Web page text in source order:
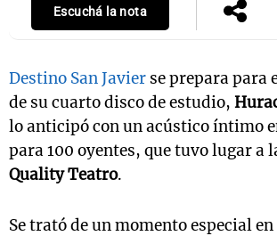
Escuchá la nota
Destino San Javier se prepara para
de su cuarto disco de estudio,
lo anticipó con un acústico íntimo
para 100 oyentes, que tuvo lugar a
Quality Teatro.
Se trató de un momento especial
Mundial 2026